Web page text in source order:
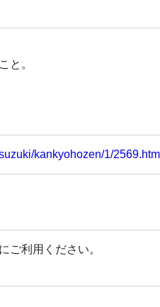
と。
kankyohozen/1/
ご利用ください。